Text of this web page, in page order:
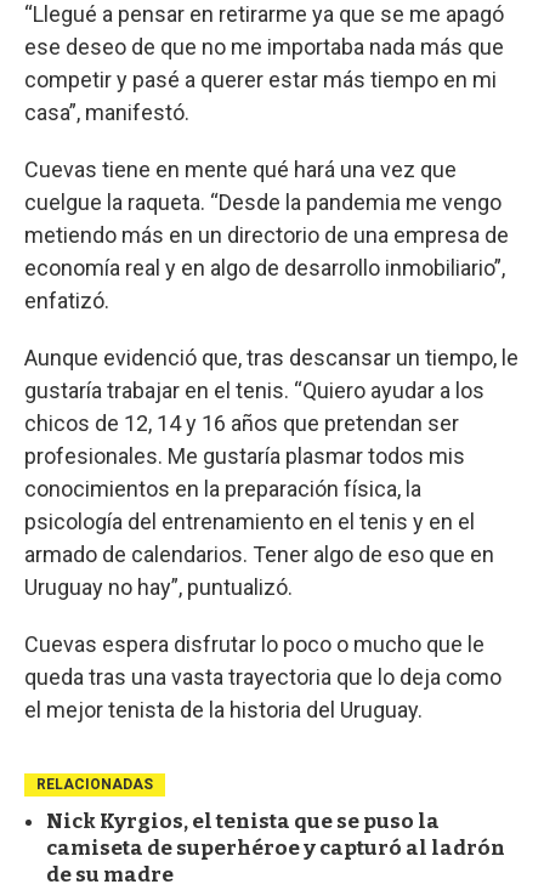
“Llegué a pensar en retirarme ya que se me apagó
ese deseo de que no me importaba nada más que
competir y pasé a querer estar más tiempo en mi
casa”, manifestó.
Cuevas tiene en mente qué hará una vez que
cuelgue la raqueta. “Desde la pandemia me vengo
metiendo más en un directorio de una empresa de
economía real y en algo de desarrollo inmobiliario”,
enfatizó.
Aunque evidenció que, tras descansar un tiempo, le
gustaría trabajar en el tenis. “Quiero ayudar a los
chicos de 12, 14 y 16 años que pretendan ser
profesionales. Me gustaría plasmar todos mis
conocimientos en la preparación física, la
psicología del entrenamiento en el tenis y en el
armado de calendarios. Tener algo de eso que en
Uruguay no hay”, puntualizó.
Cuevas espera disfrutar lo poco o mucho que le
queda tras una vasta trayectoria que lo deja como
el mejor tenista de la historia del Uruguay.
RELACIONADAS
Nick Kyrgios, el tenista que se puso la
camiseta de superhéroe y capturó al ladrón
de su madre